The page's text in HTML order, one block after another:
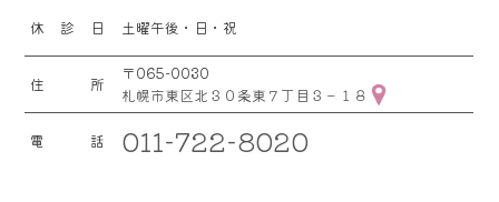
休診日 土曜午後・日・祝
住所
〒065-0030
札幌市東区北３０条東７丁目３－１８
電話 011-722-8020